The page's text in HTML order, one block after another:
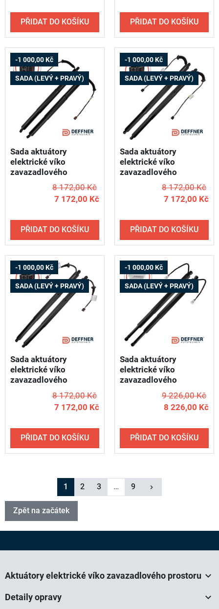
PŘIDAT DO KOŠÍKU PŘIDAT DO KOŠÍKU
-1 000,00 Kč
SADA (LEVÝ + PRAVÝ)
Sada aktuátory
elektrické víko
zavazadlového
prostoru AUDI Q5 /
2016-2023 - DEFFNER
S02 (levý + pravý)
8 172,00 Kč
7 172,00 Kč
PŘIDAT DO KOŠÍKU
-1 000,00 Kč
SADA (LEVÝ + PRAVÝ)
Sada aktuátory
elektrické víko
zavazadlového
prostoru AUDI Q5
Sportback / od roku
2021 - DEFFNER S80
8 172,00 Kč
7 172,00 Kč
PŘIDAT DO KOŠÍKU
-1 000,00 Kč
SADA (LEVÝ + PRAVÝ)
Sada aktuátory
elektrické víko
zavazadlového
prostoru AUDI Q8 / od
roku 2018 - DEFFNER
S81 (levý + pravý)
8 172,00 Kč
7 172,00 Kč
PŘIDAT DO KOŠÍKU
-1 000,00 Kč
SADA (LEVÝ + PRAVÝ)
Sada aktuátory
elektrické víko
zavazadlového
prostoru BMW 3 series
Touring / od roku 2019
- DEFFNER U01 (levý +
9 226,00 Kč
8 226,00 Kč
PŘIDAT DO KOŠÍKU
1 2 3 … 9 keyboard_arrow_right
Zpět na začátek
Aktuátory elektrické víko zavazadlového prostoru 
Detaily opravy 